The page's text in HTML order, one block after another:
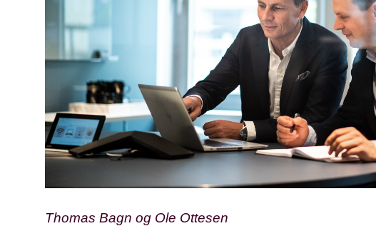
Thomas Bagn og Ole Ottesen